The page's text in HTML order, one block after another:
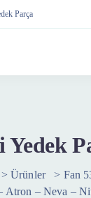
Parça
>Ürünler > Fan
Atron – Neva –